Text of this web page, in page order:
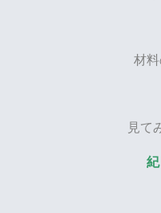
材
見て